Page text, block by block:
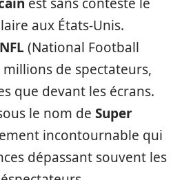
aux États-Unis.
NFL (National Football
de spectateurs,
que devant les écrans.
le nom de Super
incontournable qui
dépassant souvent les